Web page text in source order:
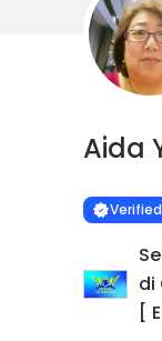
Aida
VERIFIED
Verified
di
[
Learn more